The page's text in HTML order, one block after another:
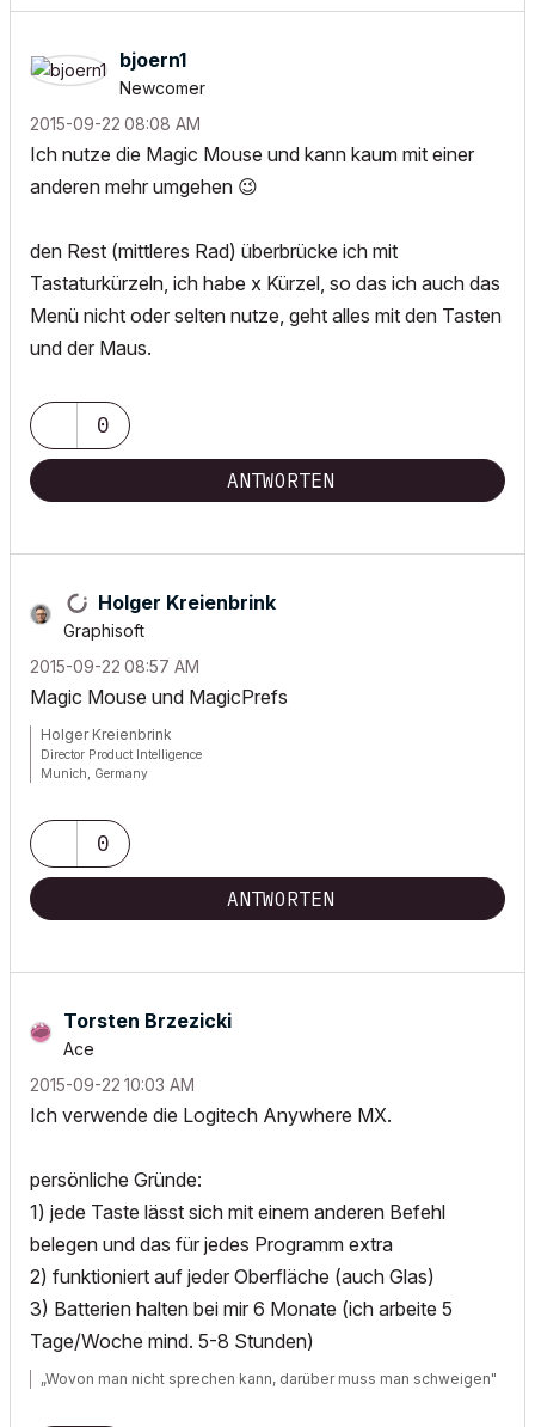
bjoern1
Newcomer
‎2015-09-22 08:08 AM
Ich nutze die Magic Mouse und kann kaum mit einer
anderen mehr umgehen 😉
den Rest (mittleres Rad) überbrücke ich mit
Tastaturkürzeln, ich habe x Kürzel, so das ich auch das
Menü nicht oder selten nutze, geht alles mit den Tasten
und der Maus.
0
ANTWORTEN
Holger Kreienbrink
Graphisoft
‎2015-09-22 08:57 AM
Magic Mouse und MagicPrefs
Holger Kreienbrink
Director Product Intelligence
Munich, Germany
0
ANTWORTEN
Torsten Brzezicki
Ace
‎2015-09-22 10:03 AM
Ich verwende die Logitech Anywhere MX.
persönliche Gründe:
1) jede Taste lässt sich mit einem anderen Befehl
belegen und das für jedes Programm extra
2) funktioniert auf jeder Oberfläche (auch Glas)
3) Batterien halten bei mir 6 Monate (ich arbeite 5
Tage/Woche mind. 5-8 Stunden)
„Wovon man nicht sprechen kann, darüber muss man schweigen"